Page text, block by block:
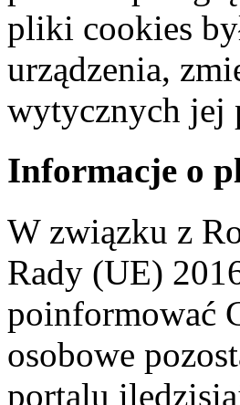
pliki cookies
urządzenia,
wytycznych jej
Informacje o
W związku z
Rady (UE)
poinformować
osobowe
portalu